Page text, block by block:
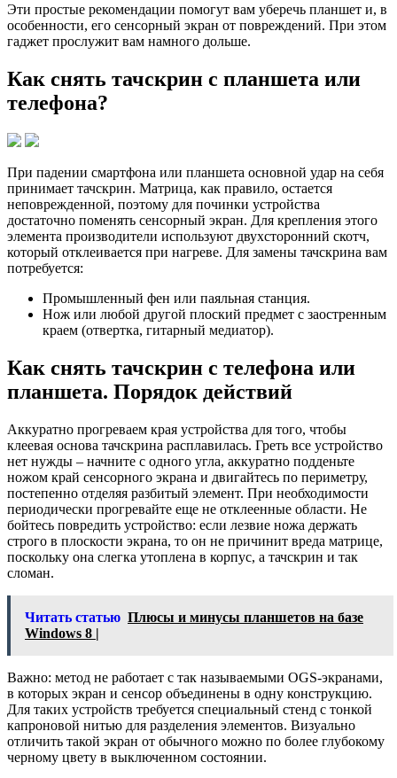
Эти простые рекомендации помогут вам уберечь планшет и, в
особенности, его сенсорный экран от повреждений. При этом
гаджет прослужит вам намного дольше.
Как снять тачскрин с планшета или
телефона?
При падении смартфона или планшета основной удар на себя
принимает тачскрин. Матрица, как правило, остается
неповрежденной, поэтому для починки устройства
достаточно поменять сенсорный экран. Для крепления этого
элемента производители используют двухсторонний скотч,
который отклеивается при нагреве. Для замены тачскрина вам
потребуется:
Промышленный фен или паяльная станция.
Нож или любой другой плоский предмет с заостренным
краем (отвертка, гитарный медиатор).
Как снять тачскрин с телефона или
планшета. Порядок действий
Аккуратно прогреваем края устройства для того, чтобы
клеевая основа тачскрина расплавилась. Греть все устройство
нет нужды – начните с одного угла, аккуратно подденьте
ножом край сенсорного экрана и двигайтесь по периметру,
постепенно отделяя разбитый элемент. При необходимости
периодически прогревайте еще не отклеенные области. Не
бойтесь повредить устройство: если лезвие ножа держать
строго в плоскости экрана, то он не причинит вреда матрице,
поскольку она слегка утоплена в корпус, а тачскрин и так
сломан.
Читать статью Плюсы и минусы планшетов на базе
Windows 8 |
Важно: метод не работает с так называемыми OGS-экранами,
в которых экран и сенсор объединены в одну конструкцию.
Для таких устройств требуется специальный стенд с тонкой
капроновой нитью для разделения элементов. Визуально
отличить такой экран от обычного можно по более глубокому
черному цвету в выключенном состоянии.